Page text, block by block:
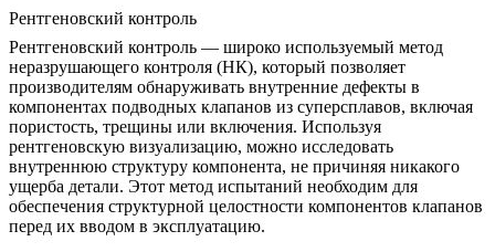
Рентгеновский контроль
Рентгеновский контроль — широко используемый метод
неразрушающего контроля (НК), который позволяет
производителям обнаруживать внутренние дефекты в
компонентах подводных клапанов из суперсплавов, включая
пористость, трещины или включения. Используя
рентгеновскую визуализацию, можно исследовать
внутреннюю структуру компонента, не причиняя никакого
ущерба детали. Этот метод испытаний необходим для
обеспечения структурной целостности компонентов клапанов
перед их вводом в эксплуатацию.